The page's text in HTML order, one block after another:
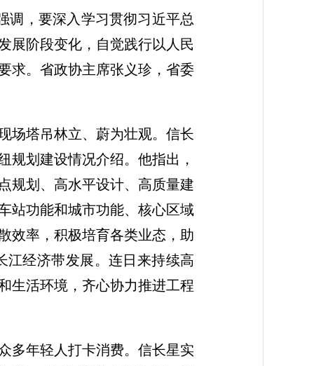
调，要深入学习贯彻习近平总
展阶段变化，自觉践行以人民
求。省政协主席张义珍，省委
场塔吊林立、蔚为壮观。信长
规划建设情况介绍。他指出，
规划、高水平设计、高质量建
站功能和城市功能、核心区域
效率，积极培育各类业态，助
江经济带发展。连日来持续高
生活环境，齐心协力推进工程
多年轻人打卡消费。信长星实